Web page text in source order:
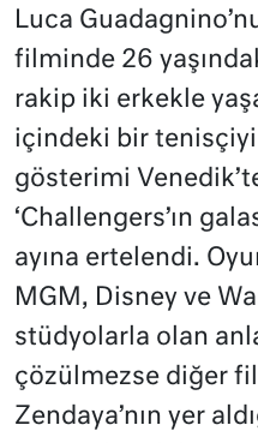
Luca
filminde 26
rakip iki erkekle
içindeki bir tenisçiyi
gösterimi
‘Challengers’ın
ayına ertelendi.
MGM, Disney ve
stüdyolarla olan
çözülmezse diğer
Zendaya’nın yer